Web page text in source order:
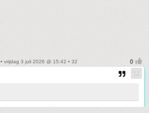
• vrijdag 3 juli 2026 @ 15:42 • 32